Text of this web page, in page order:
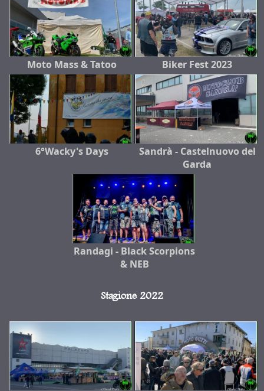
Moto Mass & Tatoo Biker Fest 2023
6°Wacky's Days
Sandrà - Castelnuovo del
Garda
Randagi - Black Scorpions
& NEB
Stagione 2022